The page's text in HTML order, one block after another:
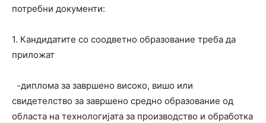
потребни документи:
1. Кандидатите со соодветно образование треба да
приложат
-диплома за завршено високо, вишо или
свидетелство за завршено средно образование од
областа на технологијата за производство и обработка